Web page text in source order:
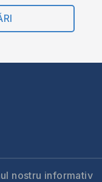
nostru informativ